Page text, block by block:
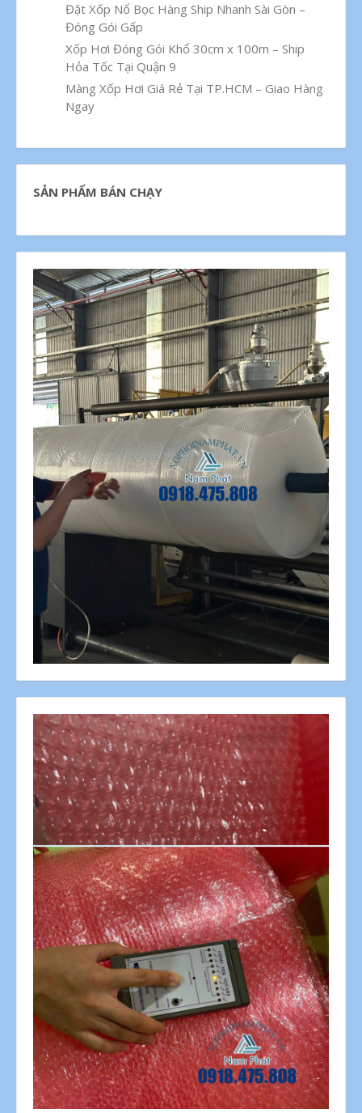
Đặt Xốp Nổ Bọc Hàng Ship Nhanh Sài Gòn –
Đóng Gói Gấp
Xốp Hơi Đóng Gói Khổ 30cm x 100m – Ship
Hỏa Tốc Tại Quận 9
Màng Xốp Hơi Giá Rẻ Tại TP.HCM – Giao Hàng
Ngay
SẢN PHẨM BÁN CHẠY